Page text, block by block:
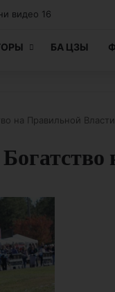
БА ЦЗЫ
на Правильной Власти